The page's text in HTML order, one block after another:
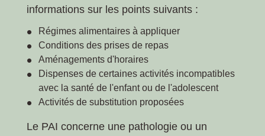
informations sur les points suivants :
Régimes alimentaires à appliquer
Conditions des prises de repas
Aménagements d'horaires
Dispenses de certaines activités incompatibles
avec la santé de l'enfant ou de l'adolescent
Activités de substitution proposées
Le PAI concerne une pathologie ou un